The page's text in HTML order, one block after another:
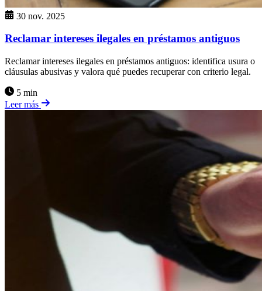
30 nov. 2025
Reclamar intereses ilegales en préstamos antiguos
Reclamar intereses ilegales en préstamos antiguos: identifica usura o
cláusulas abusivas y valora qué puedes recuperar con criterio legal.
5 min
Leer más